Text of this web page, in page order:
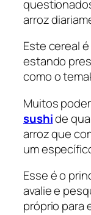
arroz
Este cereal
estando
como o
Muitos
sushide
arroz que
um
Esse é o
avalie e
próprio para